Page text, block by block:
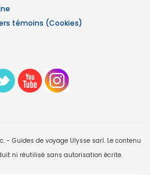
témoins (Cookies)
- Guides de voyage Ulysse sarl. Le contenu
ni réutilisé sans autorisation écrite.